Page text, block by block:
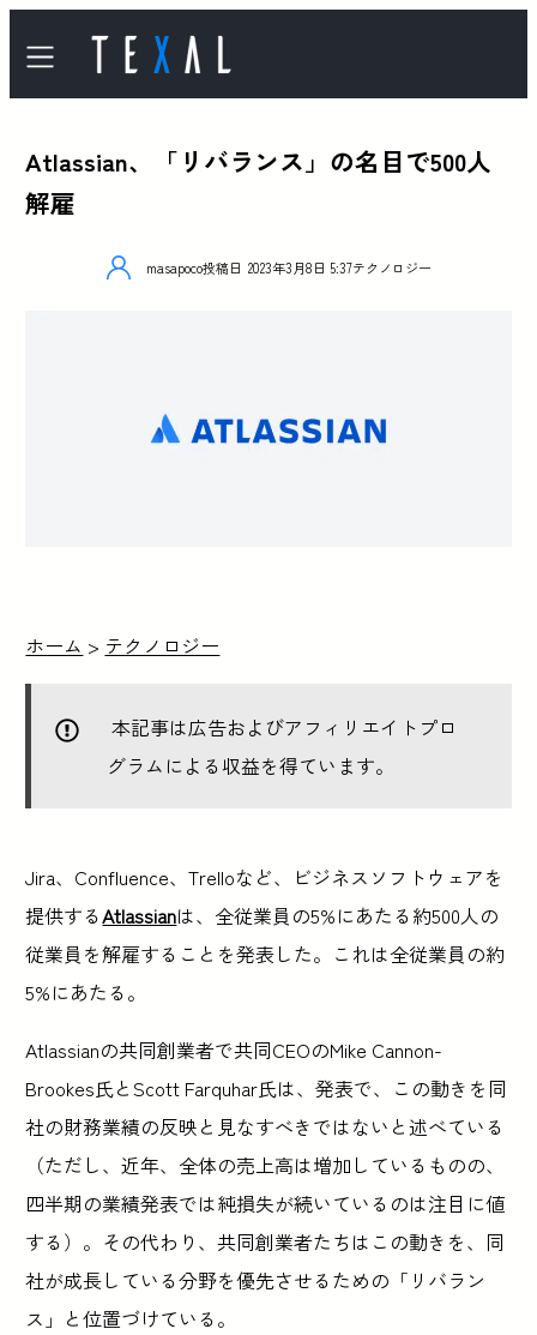
Atlassian、「リバランス」の名目で500人
解雇
masapoco投稿日 2023年3月8日 5:37テクノロジー
ホーム > テクノロジー
本記事は広告およびアフィリエイトプロ
グラムによる収益を得ています。
Jira、Confluence、Trelloなど、ビジネスソフトウェアを
提供するAtlassianは、全従業員の5%にあたる約500人の
従業員を解雇することを発表した。これは全従業員の約
5%にあたる。
Atlassianの共同創業者で共同CEOのMike Cannon-
Brookes氏とScott Farquhar氏は、発表で、この動きを同
社の財務業績の反映と見なすべきではないと述べている
（ただし、近年、全体の売上高は増加しているものの、
四半期の業績発表では純損失が続いているのは注目に値
する）。その代わり、共同創業者たちはこの動きを、同
社が成長している分野を優先させるための「リバラン
ス」と位置づけている。